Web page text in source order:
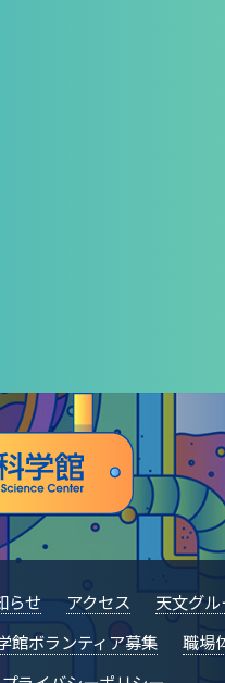
らせ アクセス
天文グ
館ボランティア募集
職場